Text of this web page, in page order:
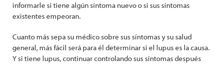
informarle si tiene algún síntoma nuevo o si sus síntomas
existentes empeoran.
Cuanto más sepa su médico sobre sus síntomas y su salud
general, más fácil será para él determinar si el lupus es la causa.
Y si tiene lupus, continuar controlando sus síntomas después